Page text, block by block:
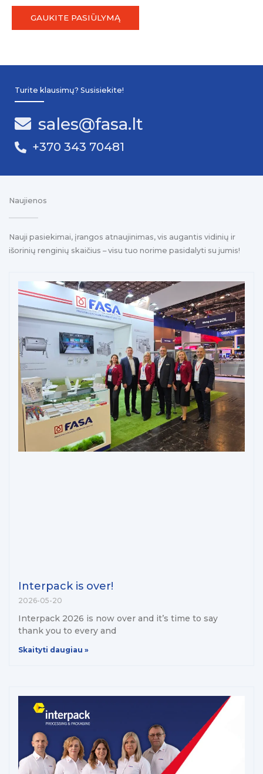
GAUKITE PASIŪLYMĄ
Turite klausimų? Susisiekite!
sales@fasa.lt
+370 343 70481
Naujienos
Nauji pasiekimai, įrangos atnaujinimas, vis augantis vidinių ir
išorinių renginių skaičius – visu tuo norime pasidalyti su jumis!
Interpack is over!
2026-05-20
Interpack 2026 is now over and it’s time to say
thank you to every and
Skaityti daugiau »